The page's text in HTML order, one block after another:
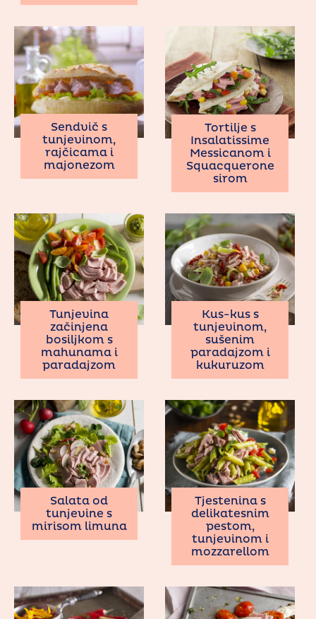
Sendvič s
tunjevinom,
rajčicama i
majonezom
Tortilje s
Insalatissime
Messicanom i
Squacquerone
sirom
Tunjevina
začinjena
bosiljkom s
mahunama i
paradajzom
Kus-kus s
tunjevinom,
sušenim
paradajzom i
kukuruzom
Salata od
tunjevine s
mirisom limuna
Tjestenina s
delikatesnim
pestom,
tunjevinom i
mozzarellom